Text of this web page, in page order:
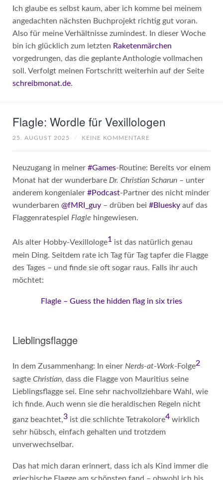
Ich glaube es selbst kaum, aber ich komme bei meinem
angedachten nächsten Buchprojekt richtig gut voran.
Also für meine Verhältnisse zumindest. In dieser Woche
bin ich glücklich zum letzten Raketenmärchen
vorgedrungen, das die geplante Anthologie vollmachen
soll. Verfolgt meinen Fortschritt weiterhin auf der Seite
schreibmonat.de.
Flagle: Wordle für Vexillologen
25. AUGUST 2025 / KEINE KOMMENTARE
Neuzugang in meiner #Games-Routine: Bereits vor einem
Monat hat der wunderbare Dr. Christian Scharun– unter
anderem kongenialer #Podcast-Partner des nicht minder
wunderbaren @fMRI_guy– drüben bei #Blueskyauf das
Flaggenratespiel Flagle hingewiesen.
Als alter Hobby-Vexillologe1 ist das natürlich genau
mein Ding. Seitdem rate ich Tag für Tag tapfer die Flagge
des Tages – und finde sie oft sogar raus. Falls ihr auch
möchtet:
Flagle – Guess the hidden flag in six tries
Lieblingsflagge
In dem Zusammenhang: In einer Nerds-at-Work-Folge2
sagte Christian, dass die Flagge von Mauritius seine
Lieblingsflagge sei. Eine sehr nachvollziehbare Wahl, wie
ich finde. Auch wenn sie die heraldischen Regeln nicht
ganz beachtet,3ist die schlichte Tetrakolore4wirklich
sehr hübsch, einfach gehalten und trotzdem
unverwechselbar.
Das hat mich daran erinnert, dass ich als Kind immer die
griechische Flagge am schönsten fand – obwohl ich bis